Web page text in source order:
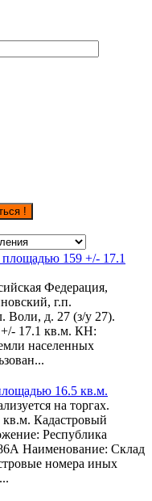
!
159 +/- 17.1
Федерация,
г.п.
Воли, д. 27 (з/у 27).
17.1 кв.м. КН:
населенных
16.5 кв.м.
на торгах.
Кадастровый
Республика
Наименование: Склад
номера иных